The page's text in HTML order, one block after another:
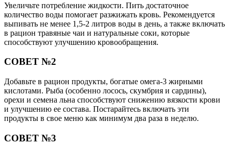
Увеличьте потребление жидкости. Пить достаточное
количество воды помогает разжижать кровь. Рекомендуется
выпивать не менее 1,5-2 литров воды в день, а также включать
в рацион травяные чаи и натуральные соки, которые
способствуют улучшению кровообращения.
СОВЕТ №2
Добавьте в рацион продукты, богатые омега-3 жирными
кислотами. Рыба (особенно лосось, скумбрия и сардины),
орехи и семена льна способствуют снижению вязкости крови
и улучшению ее состава. Постарайтесь включать эти
продукты в свое меню как минимум два раза в неделю.
СОВЕТ №3